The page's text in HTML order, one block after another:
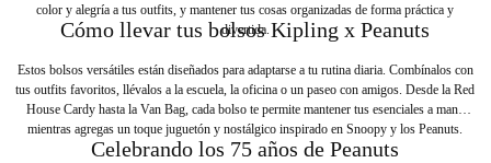
color y alegría a tus outfits, y mantener tus cosas organizadas de forma práctica y
divertida.
Cómo llevar tus bolsos Kipling x Peanuts
Estos bolsos versátiles están diseñados para adaptarse a tu rutina diaria. Combínalos con
tus outfits favoritos, llévalos a la escuela, la oficina o un paseo con amigos. Desde la Red
House Cardy hasta la Van Bag, cada bolso te permite mantener tus esenciales a mano
mientras agregas un toque juguetón y nostálgico inspirado en Snoopy y los Peanuts.
Celebrando los 75 años de Peanuts